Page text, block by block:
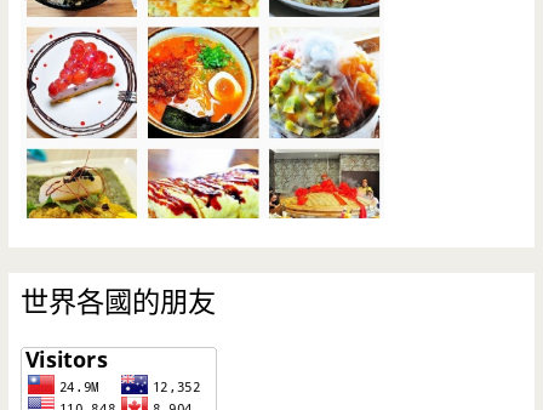
世界各國的朋友